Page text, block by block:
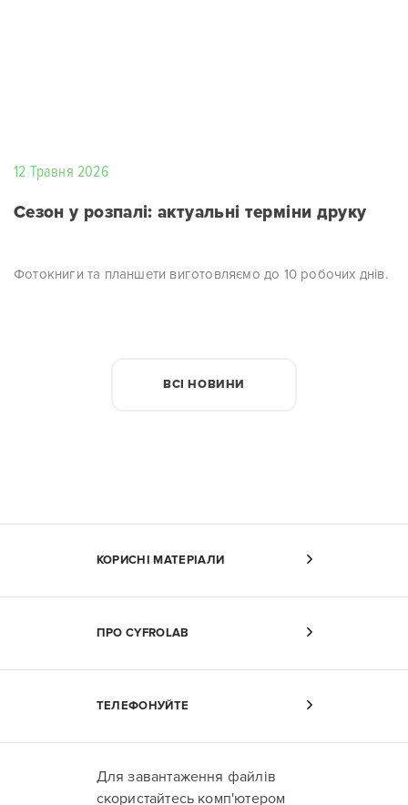
12 Травня 2026
Сезон у розпалі: актуальні терміни друку
Фотокниги та планшети виготовляємо до 10 робочих днів.
ВСІ НОВИНИ
КОРИСНІ МАТЕРІАЛИ
ПРО CYFROLAB
ТЕЛЕФОНУЙТЕ
Для завантаження файлів
скористайтесь комп'ютером